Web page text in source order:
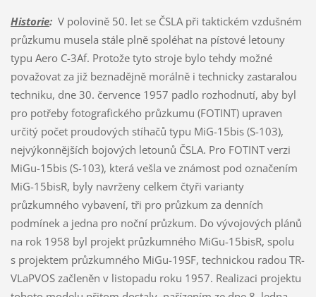
Historie:V polovině 50. let se ČSLA při taktickém vzdušném
průzkumu musela stále plně spoléhat na pístové letouny
typu Aero C-3Af. Protože tyto stroje bylo tehdy možné
považovat za již beznadějně morálně i technicky zastaralou
techniku, dne 30. července 1957 padlo rozhodnutí, aby byl
pro potřeby fotografického průzkumu (FOTINT) upraven
určitý počet proudových stíhačů typu MiG-15bis (S-103),
nejvýkonnějších bojových letounů ČSLA. Pro FOTINT verzi
MiGu-15bis (S-103), která vešla ve známost pod označením
MiG-15bisR, byly navrženy celkem čtyři varianty
průzkumného vybavení, tři pro průzkum za denních
podmínek a jedna pro noční průzkum. Do vývojových plánů
na rok 1958 byl projekt průzkumného MiGu-15bisR, spolu
s projektem průzkumného MiGu-19SF, technickou radou TR-
VLaPVOS začleněn v listopadu roku 1957. Realizaci projektu